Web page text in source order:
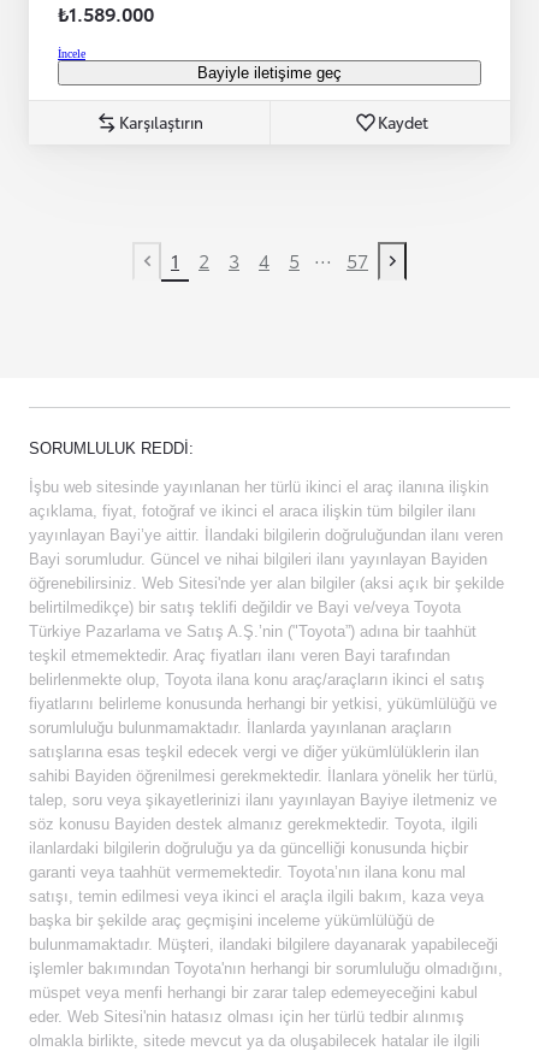
₺1.589.000
İncele
Bayiyle iletişime geç
Karşılaştırın Kaydet
Previous page
1 2 3 4 5 ... 57
Next page
SORUMLULUK REDDI:
İşbu web sitesinde yayınlanan her türlü ikinci el araç ilanına ilişkin
açıklama, fiyat, fotoğraf ve ikinci el araca ilişkin tüm bilgiler ilanı
yayınlayan Bayi’ye aittir. İlandaki bilgilerin doğruluğundan ilanı veren
Bayi sorumludur. Güncel ve nihai bilgileri ilanı yayınlayan Bayiden
öğrenebilirsiniz. Web Sitesi'nde yer alan bilgiler (aksi açık bir şekilde
belirtilmedikçe) bir satış teklifi değildir ve Bayi ve/veya Toyota
Türkiye Pazarlama ve Satış A.Ş.’nin ("Toyota”) adına bir taahhüt
teşkil etmemektedir. Araç fiyatları ilanı veren Bayi tarafından
belirlenmekte olup, Toyota ilana konu araç/araçların ikinci el satış
fiyatlarını belirleme konusunda herhangi bir yetkisi, yükümlülüğü ve
sorumluluğu bulunmamaktadır. İlanlarda yayınlanan araçların
satışlarına esas teşkil edecek vergi ve diğer yükümlülüklerin ilan
sahibi Bayiden öğrenilmesi gerekmektedir. İlanlara yönelik her türlü,
talep, soru veya şikayetlerinizi ilanı yayınlayan Bayiye iletmeniz ve
söz konusu Bayiden destek almanız gerekmektedir. Toyota, ilgili
ilanlardaki bilgilerin doğruluğu ya da güncelliği konusunda hiçbir
garanti veya taahhüt vermemektedir. Toyota’nın ilana konu mal
satışı, temin edilmesi veya ikinci el araçla ilgili bakım, kaza veya
başka bir şekilde araç geçmişini inceleme yükümlülüğü de
bulunmamaktadır. Müşteri, ilandaki bilgilere dayanarak yapabileceği
işlemler bakımından Toyota'nın herhangi bir sorumluluğu olmadığını,
müspet veya menfi herhangi bir zarar talep edemeyeceğini kabul
eder. Web Sitesi'nin hatasız olması için her türlü tedbir alınmış
olmakla birlikte, sitede mevcut ya da oluşabilecek hatalar ile ilgili